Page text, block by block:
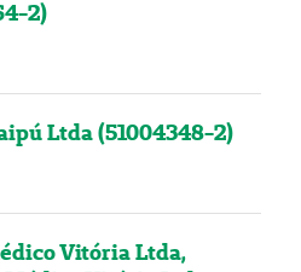
2)
Ltda (51004348-2)
Vitória Ltda,